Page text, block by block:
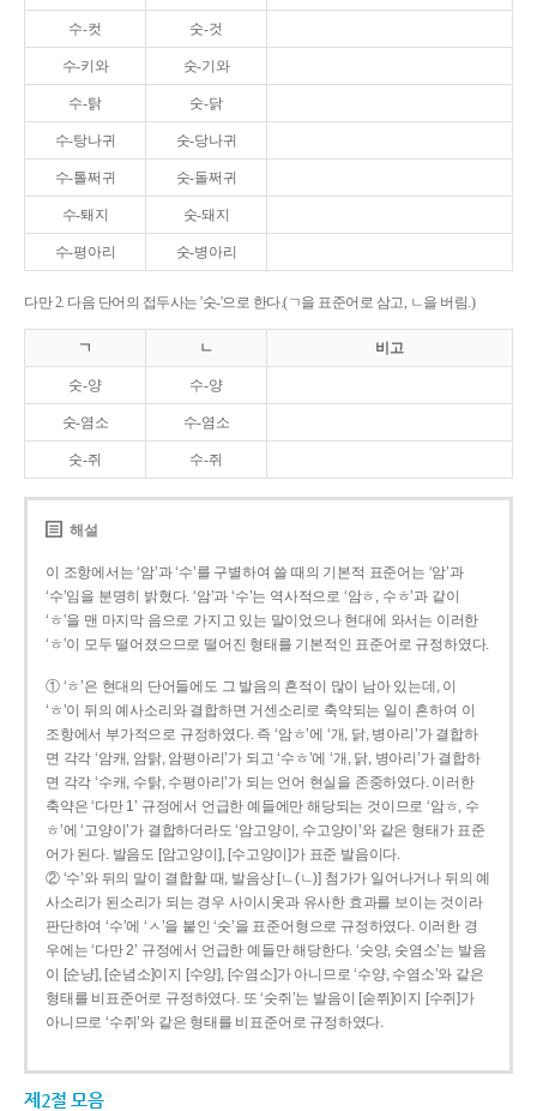
수-컷 숫-것
수-키와 숫-기와
수-탉 숫-닭
수-탕나귀 숫-당나귀
수-톨쩌귀 숫-돌쩌귀
수-퇘지 숫-돼지
수-평아리 숫-병아리
다만 2. 다음 단어의 접두사는 '숫-'으로 한다.(ㄱ을 표준어로 삼고, ㄴ을 버림.)
ㄱ ㄴ 비고
숫-양 수-양
숫-염소 수-염소
숫-쥐 수-쥐
해설
이 조항에서는 ‘암’과 ‘수’를 구별하여 쓸 때의 기본적 표준어는 ‘암’과
‘수’임을 분명히 밝혔다. ‘암’과 ‘수’는 역사적으로 ‘암ㅎ, 수ㅎ’과 같이
‘ㅎ’을 맨 마지막 음으로 가지고 있는 말이었으나 현대에 와서는 이러한
‘ㅎ’이 모두 떨어졌으므로 떨어진 형태를 기본적인 표준어로 규정하였다.
① ‘ㅎ’은 현대의 단어들에도 그 발음의 흔적이 많이 남아 있는데, 이
‘ㅎ’이 뒤의 예사소리와 결합하면 거센소리로 축약되는 일이 흔하여 이
조항에서 부가적으로 규정하였다. 즉 ‘암ㅎ’에 ‘개, 닭, 병아리’가 결합하
면 각각 ‘암캐, 암탉, 암평아리’가 되고 ‘수ㅎ’에 ‘개, 닭, 병아리’가 결합하
면 각각 ‘수캐, 수탉, 수평아리’가 되는 언어 현실을 존중하였다. 이러한
축약은 ‘다만 1’ 규정에서 언급한 예들에만 해당되는 것이므로 ‘암ㅎ, 수
ㅎ’에 ‘고양이’가 결합하더라도 ‘암고양이, 수고양이’와 같은 형태가 표준
어가 된다. 발음도 [암고양이], [수고양이]가 표준 발음이다.
② ‘수’와 뒤의 말이 결합할 때, 발음상 [ㄴ(ㄴ)] 첨가가 일어나거나 뒤의 예
사소리가 된소리가 되는 경우 사이시옷과 유사한 효과를 보이는 것이라
판단하여 ‘수’에 ‘ㅅ’을 붙인 ‘숫’을 표준어형으로 규정하였다. 이러한 경
우에는 ‘다만 2’ 규정에서 언급한 예들만 해당한다. ‘숫양, 숫염소’는 발음
이 [순냥], [순념소]이지 [수양], [수염소]가 아니므로 ‘수양, 수염소’와 같은
형태를 비표준어로 규정하였다. 또 ‘숫쥐’는 발음이 [숟쮜]이지 [수쥐]가
아니므로 ‘수쥐’와 같은 형태를 비표준어로 규정하였다.
제2절 모음